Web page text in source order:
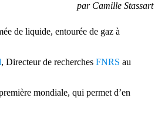
par Camille Stassart
de liquide, entourée de gaz à
, Directeur de recherches FNRS au
mondiale, qui permet d’en